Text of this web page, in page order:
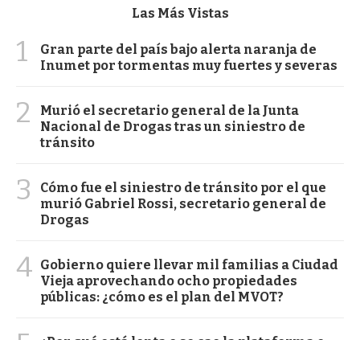
Las Más Vistas
1
Gran parte del país bajo alerta naranja de
Inumet por tormentas muy fuertes y severas
2
Murió el secretario general de la Junta
Nacional de Drogas tras un siniestro de
tránsito
3
Cómo fue el siniestro de tránsito por el que
murió Gabriel Rossi, secretario general de
Drogas
4 Gobierno quiere llevar mil familias a Ciudad
Vieja aprovechando ocho propiedades
públicas: ¿cómo es el plan del MVOT?